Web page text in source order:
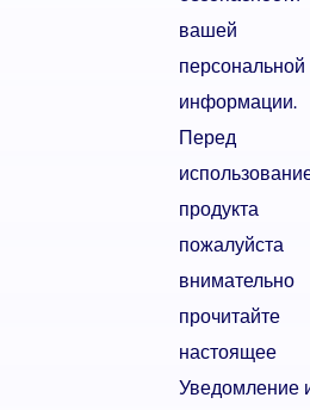
вашей
персональной
информации.
Перед
продукта
пожалуйста
внимательно
прочитайте
настоящее
Уведомление